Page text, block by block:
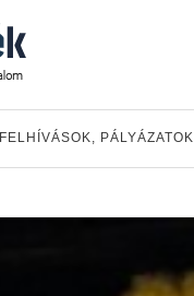
FELHÍVÁSOK, PÁLYÁZATOK